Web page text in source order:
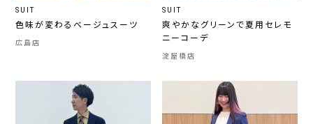
SUIT
色味が変わるベージュスーツ
広島店
SUIT
爽やかなグリーンで夏用セレモ
ニーコーデ
淀屋橋店